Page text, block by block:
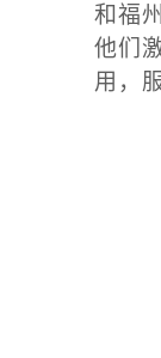
和福
他们
用，